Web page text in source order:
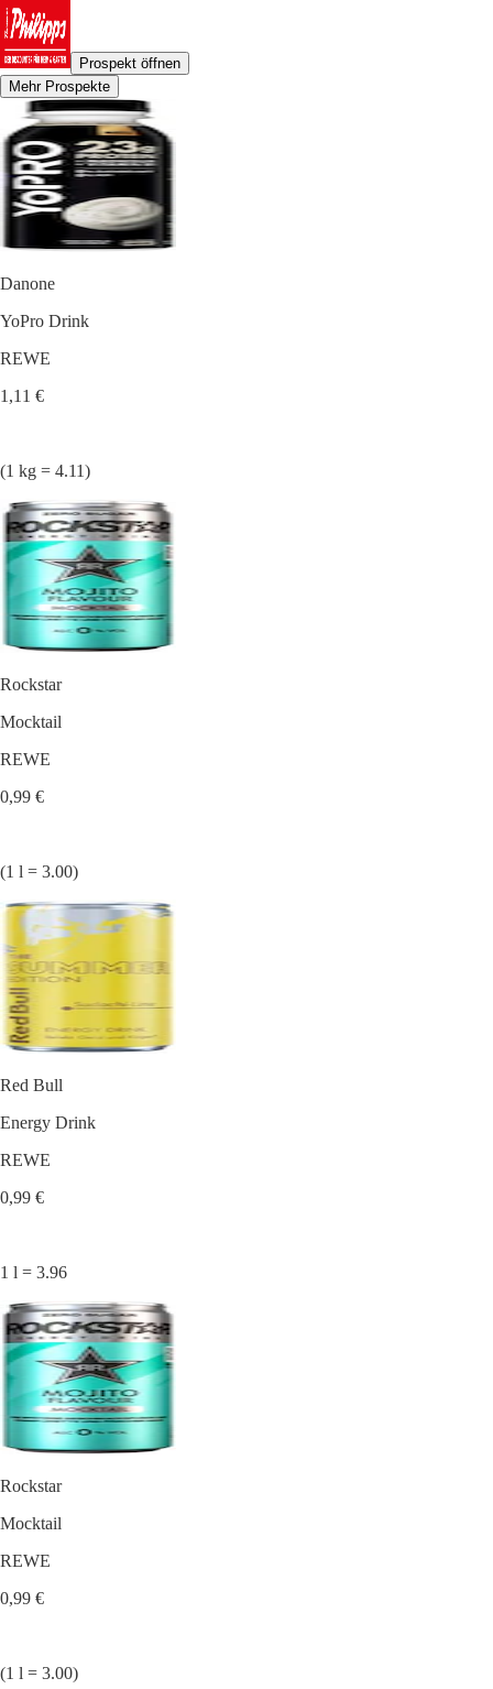
Prospekt öffnen
Mehr Prospekte
Danone
YoPro Drink
REWE
1,11 €
(1 kg = 4.11)
Rockstar
Mocktail
REWE
0,99 €
(1 l = 3.00)
Red Bull
Energy Drink
REWE
0,99 €
1 l = 3.96
Rockstar
Mocktail
REWE
0,99 €
(1 l = 3.00)